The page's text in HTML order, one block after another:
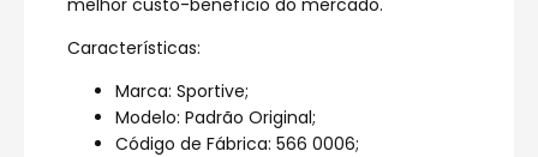
melhor custo-benefício do mercado.
Características:
Marca: Sportive;
Modelo: Padrão Original;
Código de Fábrica: 566 0006;